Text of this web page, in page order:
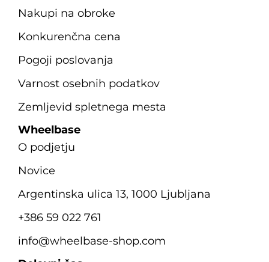
Nakupi na obroke
Konkurenčna cena
Pogoji poslovanja
Varnost osebnih podatkov
Zemljevid spletnega mesta
Wheelbase
O podjetju
Novice
Argentinska ulica 13, 1000 Ljubljana
+386 59 022 761
info@wheelbase-shop.com